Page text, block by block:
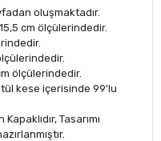
oluşmaktadır.
cm ölçülerindedir.
ölçülerindedir.
kese içerisinde 99'lu
Tasarımı